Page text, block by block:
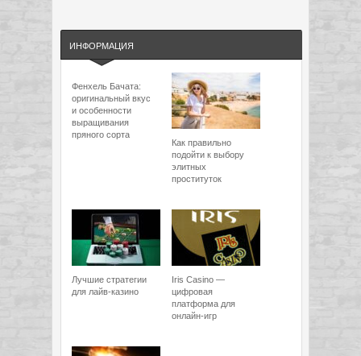
ИНФОРМАЦИЯ
Фенхель Бачата:
оригинальный вкус
и особенности
выращивания
пряного сорта
Как правильно
подойти к выбору
элитных
проституток
Лучшие стратегии
для лайв-казино
Iris Casino —
цифровая
платформа для
онлайн-игр